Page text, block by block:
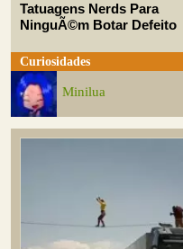
Tatuagens Nerds Para
NinguÃ©m Botar Defeito
Curiosidades
Minilua